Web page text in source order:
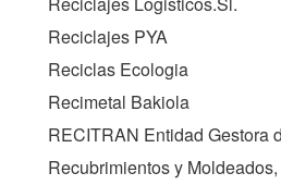
Reciclajes PYA
Reciclas Ecologia
Recimetal Bakiola
RECITRAN Entidad Gestora
Recubrimientos y